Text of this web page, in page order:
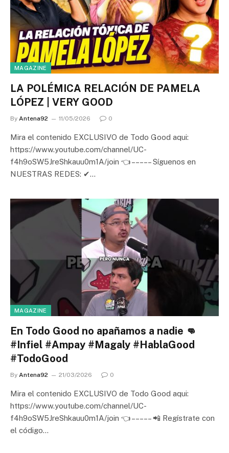
MAGAZINE
LA POLÉMICA RELACIÓN DE PAMELA
LÓPEZ | VERY GOOD
By Antena92 11/05/2026 0
Mira el contenido EXCLUSIVO de Todo Good aqui:
https://www.youtube.com/channel/UC-
f4h9oSW5JreShkauu0m1A/join 👈 – – – – – Síguenos en
NUESTRAS REDES: ✔…
MAGAZINE
En Todo Good no apañamos a nadie 👊
#Infiel #Ampay #Magaly #HablaGood
#TodoGood
By Antena92 21/03/2026 0
Mira el contenido EXCLUSIVO de Todo Good aqui:
https://www.youtube.com/channel/UC-
f4h9oSW5JreShkauu0m1A/join 👈 – – – – – 📲 Regístrate con
el código…